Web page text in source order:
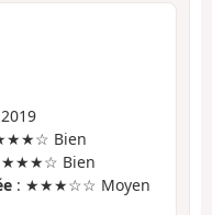
Bien
Bien
: ★★★☆☆ Moyen